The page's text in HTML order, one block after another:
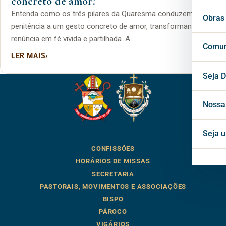
Blog
Seja
Seja
Entenda como os três pilares da Quaresma conduzem sua
penitência a um gesto concreto de amor, transformando
renúncia em fé vivida e partilhada. A…
LER MAIS›
CONFISSÕES
HORÁRIOS DE MISSAS
SECRETARIA
PASTORAIS, MOVIMENTOS E ASSOCIAÇÕES
BISPO
PÁROCO
VIGÁRIOS